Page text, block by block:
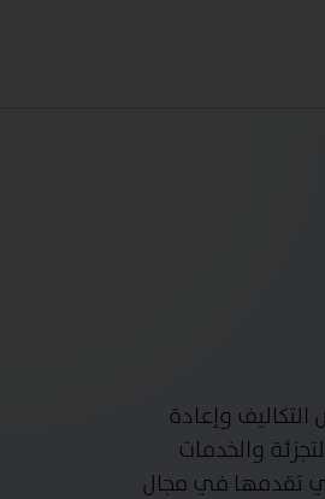
وإعادة
والخدمات
تقدمها في مجال